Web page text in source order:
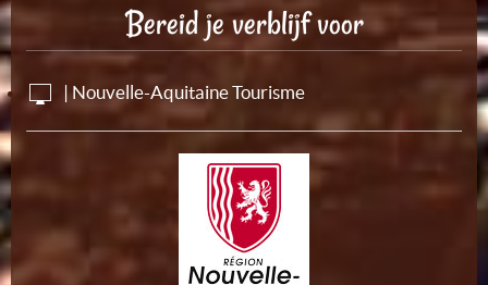
Bereid je verblijf voor
| Nouvelle-Aquitaine Tourisme